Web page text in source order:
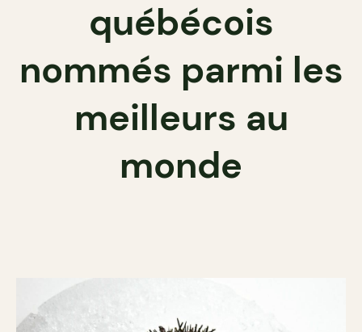
québécois
nommés parmi les
meilleurs au
monde